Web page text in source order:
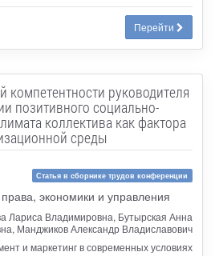
Перейти
компетентности руководителя
позитивного социально-
коллектива как фактора
среды
Статья в сборнике трудов конференции
экономики и управления
Лариса Владимировна, Бутырская Анна
Манджиков Александр Владиславович
и маркетинг в современных условиях